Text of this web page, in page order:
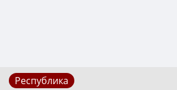
Республика